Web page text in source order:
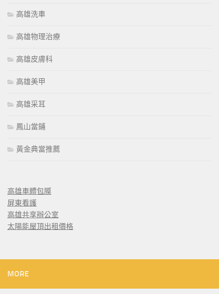
高雄洗車
高雄物理治療
高雄皮膚科
高雄美甲
高雄采耳
鳳山當鋪
黃金典當推薦
高雄車體包膜
屏東看護
高雄共享辦公室
太陽能屋頂出租價格
MORE